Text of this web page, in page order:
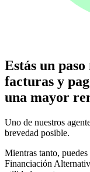
Estás un
facturas y
una mayor
Uno de nuestros
brevedad posible.
Mientras tanto, puedes
Financiación